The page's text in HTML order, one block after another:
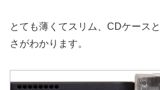
とても薄くてスリム、CDケース
さがわかります。